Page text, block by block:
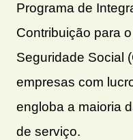
Programa de
Contribuição para
Seguridade Social
empresas com
engloba a maioria
de serviço.